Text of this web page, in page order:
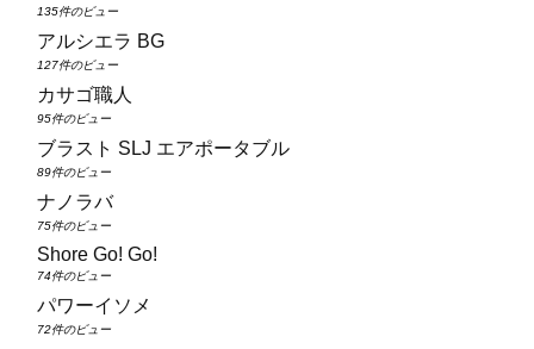
135件のビュー
アルシエラ BG
127件のビュー
カサゴ職人
95件のビュー
ブラスト SLJ エアポータブル
89件のビュー
ナノラバ
75件のビュー
Shore Go! Go!
74件のビュー
パワーイソメ
72件のビュー